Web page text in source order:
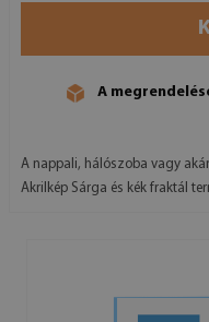
A
A nappali, hálószoba vagy
Akrilkép Sárga és kék fraktál